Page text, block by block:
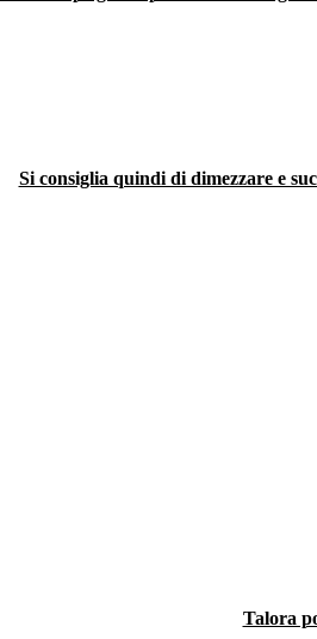
Si consiglia quindi di dimezzare e
Talora